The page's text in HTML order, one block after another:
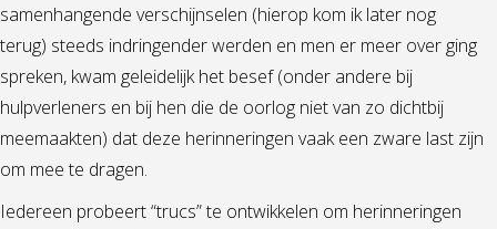
samenhangende verschijnselen (hierop kom ik later nog
terug) steeds indringender werden en men er meer over ging
spreken, kwam geleidelijk het besef (onder andere bij
hulpverleners en bij hen die de oorlog niet van zo dichtbij
meemaakten) dat deze herinneringen vaak een zware last zijn
om mee te dragen.
Iedereen probeert “trucs” te ontwikkelen om herinneringen